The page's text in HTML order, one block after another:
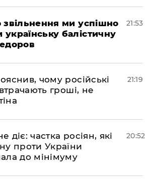
ми успішно
балістичну
21:53
чому російські
гроші, не
21:19
діє: частка росіян, які
проти України
до мінімуму
20:52